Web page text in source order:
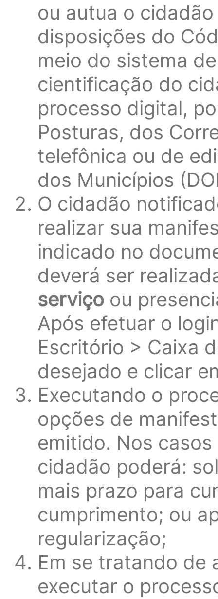
ou autua o
disposições do
meio do sistema
cientificação do
processo digital,
Posturas, dos
telefônica ou de
dos Municípios
O cidadão
realizar sua
indicado no
deverá ser
serviço ou
Após efetuar o
Escritório > Caixa
desejado e clicar
Executando o
opções de
emitido. Nos
cidadão poderá:
mais prazo para
cumprimento; ou
regularização;
Em se tratando de
executar o